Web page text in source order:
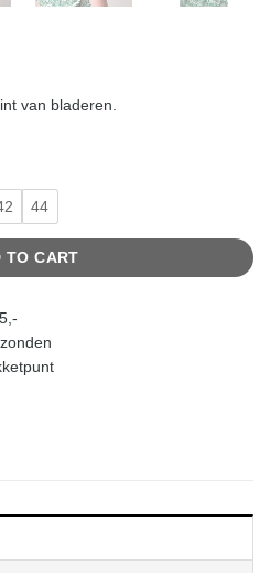
van bladeren.
44
TO CART